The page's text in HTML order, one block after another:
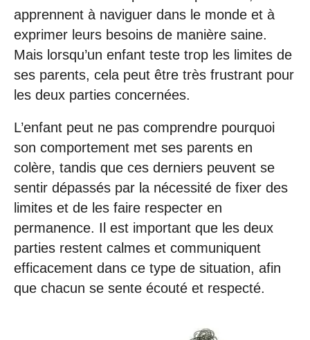
apprennent à naviguer dans le monde et à
exprimer leurs besoins de manière saine.
Mais lorsqu’un enfant teste trop les limites de
ses parents, cela peut être très frustrant pour
les deux parties concernées.
L’enfant peut ne pas comprendre pourquoi
son comportement met ses parents en
colère, tandis que ces derniers peuvent se
sentir dépassés par la nécessité de fixer des
limites et de les faire respecter en
permanence. Il est important que les deux
parties restent calmes et communiquent
efficacement dans ce type de situation, afin
que chacun se sente écouté et respecté.